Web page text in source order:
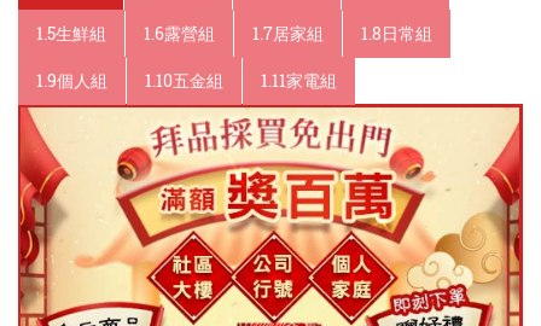
1.5生鮮組 1.6露營組 1.7居家組 1.8日常組
1.9個人組 1.10五金組 1.11家電組